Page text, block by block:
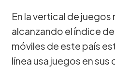
En la vertical de
alcanzando el índice
móviles de este país
línea usa juegos en